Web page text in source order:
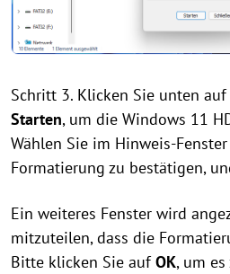
Schritt 3. Klicken Sie unten
Starten, um die Windows 11
Wählen Sie im Hinweis-Fenster
Formatierung zu bestätigen,
Ein weiteres Fenster wird
mitzuteilen, dass die
Bitte klicken Sie aufOK, um